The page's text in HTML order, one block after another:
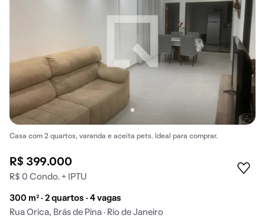
Casa com 2 quartos, varanda e aceita pets. Ideal para comprar.
R$ 399.000
R$ 0 Condo. + IPTU
300 m² · 2 quartos · 4 vagas
Rua Orica, Brás de Pina · Rio de Janeiro